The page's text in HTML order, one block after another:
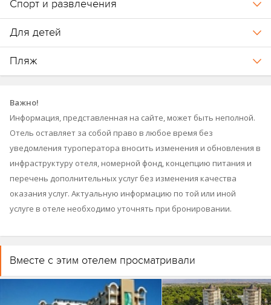
Спорт и развлечения
Для детей
Пляж
Важно!
Информация, представленная на сайте, может быть неполной.
Отель оставляет за собой право в любое время без
уведомления туроператора вносить изменения и обновления в
инфраструктуру отеля, номерной фонд, концепцию питания и
перечень дополнительных услуг без изменения качества
оказания услуг. Актуальную информацию по той или иной
услуге в отеле необходимо уточнять при бронировании.
Вместе с этим отелем просматривали